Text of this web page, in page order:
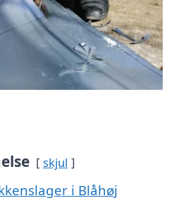
skjul
i Blåhøj